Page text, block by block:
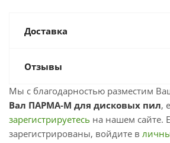
Доставка
Отзывы
Мы с благодарностью разместим
Вал ПАРМА-М для дисковых пил,
зарегистрируетесь на нашем сайте.
зарегистрированы, войдите в